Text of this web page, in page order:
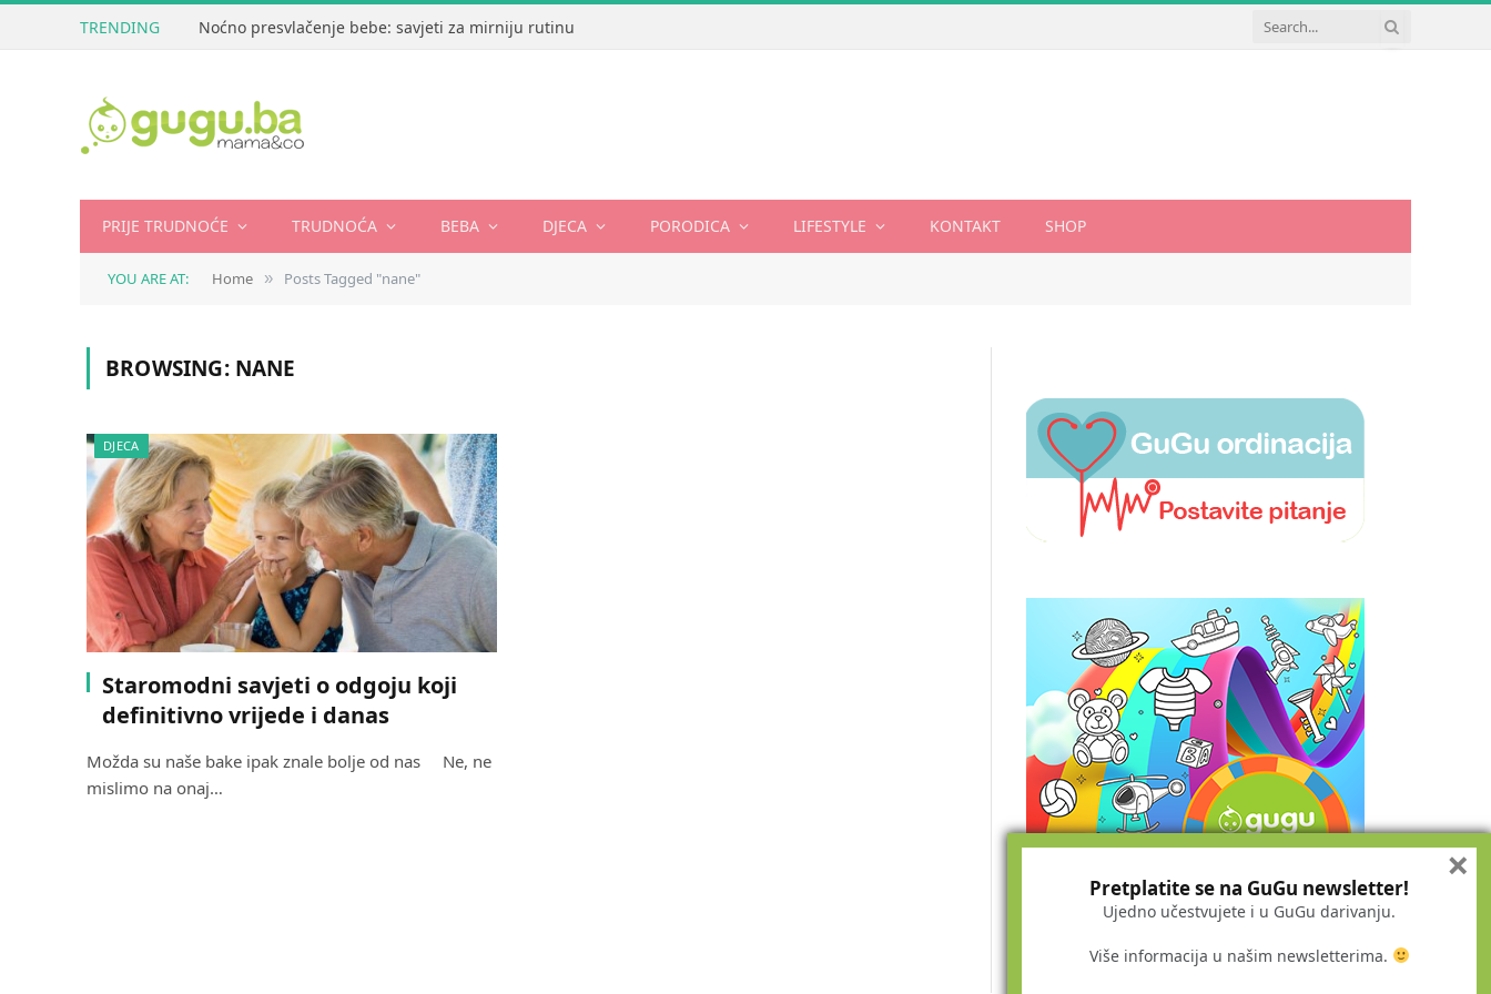
TRENDING Noćno presvlačenje bebe: savjeti za mirniju rutinu
PRIJE TRUDNOĆE TRUDNOĆA BEBA DJECA PORODICA LIFESTYLE KONTAKT SHOP
YOU ARE AT: Home » Posts Tagged "nane"
BROWSING: NANE
DJECA
Staromodni savjeti o odgoju koji
definitivno vrijede i danas
Možda su naše bake ipak znale bolje od nas Ne, ne
mislimo na onaj…
Pretplatite se na GuGu newsletter!
Ujedno učestvujete i u GuGu darivanju.
Više informacija u našim newsletterima.
×